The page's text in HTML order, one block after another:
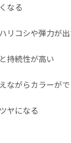
なる
リコシや弾力が
持続性が高い
ながらカラーが
ヤになる